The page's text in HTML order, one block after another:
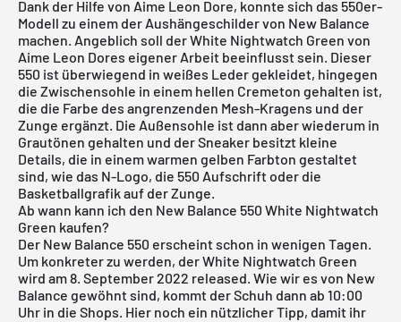
Dank der Hilfe von Aime Leon Dore, konnte sich das 550er-
Modell zu einem der Aushängeschilder von New Balance
machen. Angeblich soll der White Nightwatch Green von
Aime Leon Dores eigener Arbeit beeinflusst sein. Dieser
550 ist überwiegend in weißes Leder gekleidet, hingegen
die Zwischensohle in einem hellen Cremeton gehalten ist,
die die Farbe des angrenzenden Mesh-Kragens und der
Zunge ergänzt. Die Außensohle ist dann aber wiederum in
Grautönen gehalten und der Sneaker besitzt kleine
Details, die in einem warmen gelben Farbton gestaltet
sind, wie das N-Logo, die 550 Aufschrift oder die
Basketballgrafik auf der Zunge.
Ab wann kann ich den New Balance 550 White Nightwatch
Green kaufen?
Der New Balance 550 erscheint schon in wenigen Tagen.
Um konkreter zu werden, der White Nightwatch Green
wird am 8. September 2022 released. Wie wir es von New
Balance gewöhnt sind, kommt der Schuh dann ab 10:00
Uhr in die Shops. Hier noch ein nützlicher Tipp, damit ihr